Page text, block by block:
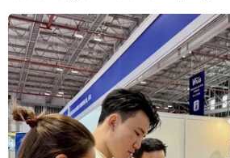
#VietnamPlus
Mỹ Nga
Theo dõi VietnamPlus